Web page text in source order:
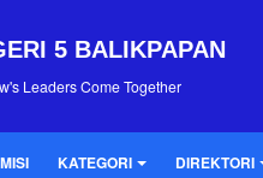
5 BALIKPAPAN
Leaders Come Together
KATEGORI DIREKTORI